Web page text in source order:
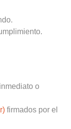
o
firmados por el